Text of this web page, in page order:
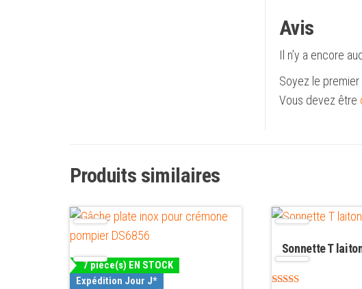
Avis
Il n’y a encore
Soyez le premier
Vous devez être
Produits similaires
7 pièce(s) EN STOCK
Expédition Jour J*
Sonnette T